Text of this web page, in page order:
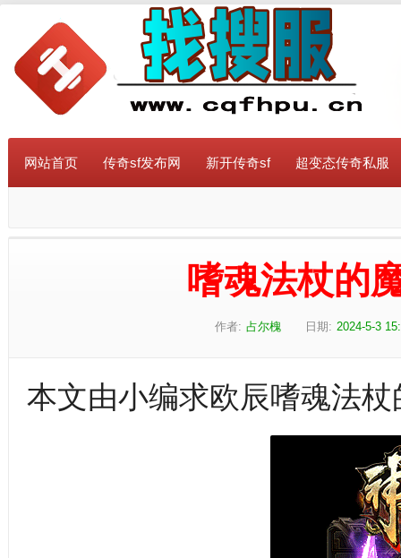
网站首页 传奇sf发布网 新开传奇sf 超变态传奇私服
嗜魂法杖的
作者: 占尔槐 日期: 2024-5-3
本文由小编求欧辰嗜魂法